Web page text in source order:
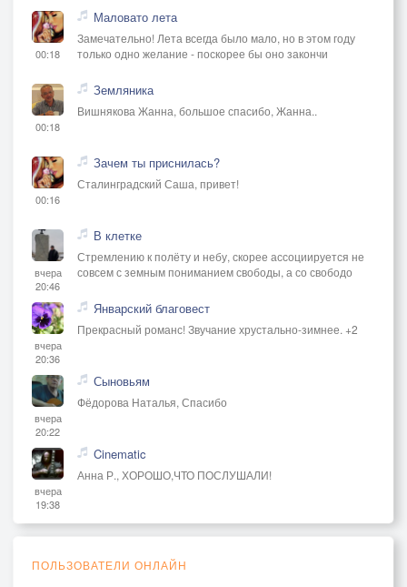
00:18
Маловато лета
Замечательно! Лета всегда было мало, но в этом году
только одно желание - поскорее бы оно закончи
00:18
Земляника
Вишнякова Жанна, большое спасибо, Жанна..
00:16
Зачем ты приснилась?
Сталинградский Саша, привет!
вчера
20:46
В клетке
Стремлению к полёту и небу, скорее ассоциируется не
совсем с земным пониманием свободы, а со свободо
вчера
20:36
Январский благовест
Прекрасный романс! Звучание хрустально-зимнее. +2
вчера
20:22
Сыновьям
Фёдорова Наталья, Спасибо
вчера
19:38
Cinematic
Анна Р., ХОРОШО,ЧТО ПОСЛУШАЛИ!
ПОЛЬЗОВАТЕЛИ ОНЛАЙН